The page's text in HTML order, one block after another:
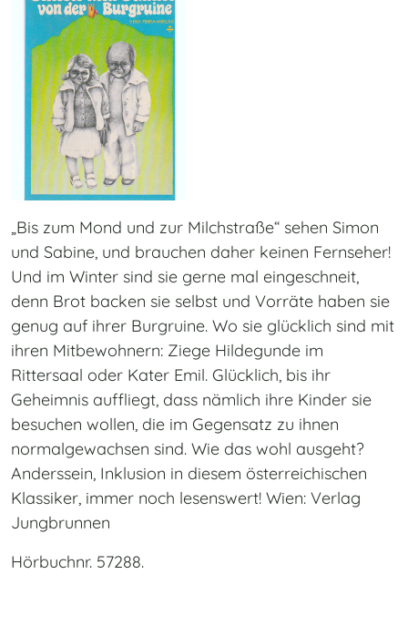
„Bis zum Mond und zur Milchstraße“ sehen Simon
und Sabine, und brauchen daher keinen Fernseher!
Und im Winter sind sie gerne mal eingeschneit,
denn Brot backen sie selbst und Vorräte haben sie
genug auf ihrer Burgruine. Wo sie glücklich sind mit
ihren Mitbewohnern: Ziege Hildegunde im
Rittersaal oder Kater Emil. Glücklich, bis ihr
Geheimnis auffliegt, dass nämlich ihre Kinder sie
besuchen wollen, die im Gegensatz zu ihnen
normalgewachsen sind. Wie das wohl ausgeht?
Anderssein, Inklusion in diesem österreichischen
Klassiker, immer noch lesenswert! Wien: Verlag
Jungbrunnen
Hörbuchnr. 57288.